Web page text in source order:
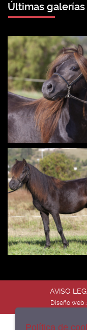
Últimas galerías
AVISO
Diseño web ::
Política de